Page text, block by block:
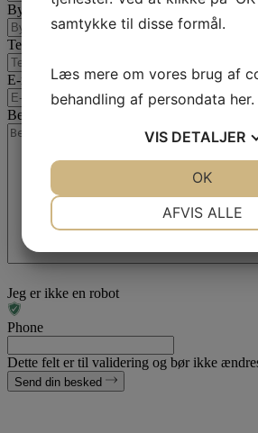
By
Telefon
E-mail *
Besked
Jeg er ikke en robot
Phone
Dette felt er til validering og bør ikke
Send din besked
samtykke til disse formål.
Læs mere om vores brug af
behandling af persondata her.
VIS DETALJER
MARKETING
AFVIS ALLE
OK